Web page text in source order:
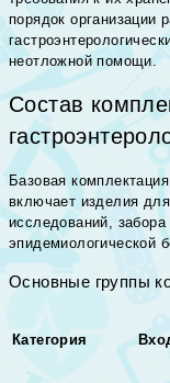
порядок организации
неотложной помощи.
Состав
Базовая
включает изделия
исследований,
эпидемиологической
Основные группы
Категория